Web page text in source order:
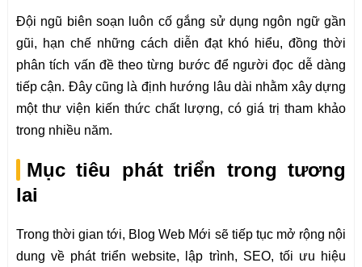
Đội ngũ biên soạn luôn cố gắng sử dụng ngôn ngữ gần
gũi, hạn chế những cách diễn đạt khó hiểu, đồng thời
phân tích vấn đề theo từng bước để người đọc dễ dàng
tiếp cận. Đây cũng là định hướng lâu dài nhằm xây dựng
một thư viện kiến thức chất lượng, có giá trị tham khảo
trong nhiều năm.
Mục tiêu phát triển trong tương
lai
Trong thời gian tới, Blog Web Mới sẽ tiếp tục mở rộng nội
dung về phát triển website, lập trình, SEO, tối ưu hiệu